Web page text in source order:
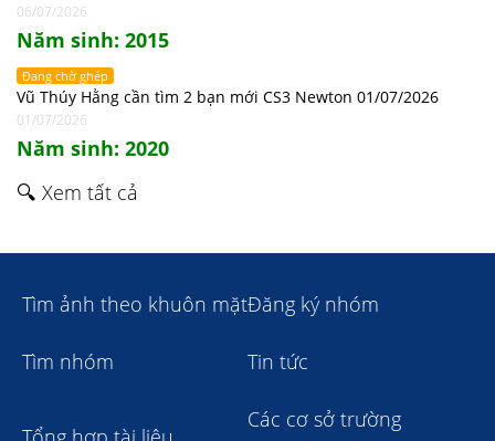
06/07/2026
Năm sinh: 2015
Đang chờ ghép
Vũ Thúy Hằng cần tìm 2 bạn mới CS3 Newton 01/07/2026
01/07/2026
Năm sinh: 2020
🔍 Xem tất cả
Tìm ảnh theo khuôn mặtĐăng ký nhóm
Tìm nhóm Tin tức
Các cơ sở trường